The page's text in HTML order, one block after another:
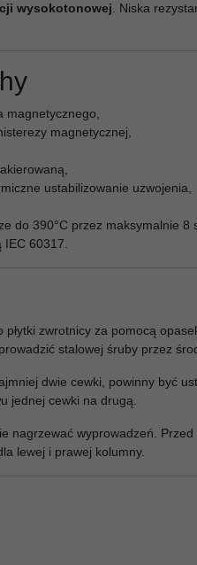
wysokotonowej . Niska
magnetycznego,
magnetycznej,
ustabilizowanie uzwojenia,
do 390°C przez maksymalnie 8
60317.
zwrotnicy za pomocą
stalowej śruby przez
dwie cewki, powinny być
jednej cewki na drugą.
nagrzewać wyprowadzeń.
lewej i prawej kolumny.